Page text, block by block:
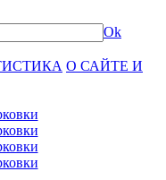
Ok
О САЙТЕ И